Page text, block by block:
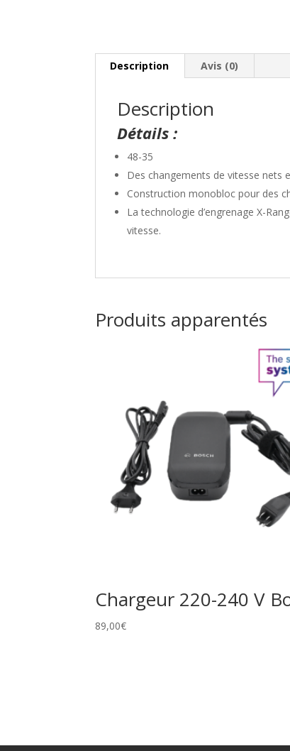
Description Avis (0)
Description
Détails :
48-35
Des changements de vitesse nets
Construction monobloc pour des
La technologie d’engrenage X-
vitesse.
Produits apparentés
Chargeur 220-240 V
89,00€